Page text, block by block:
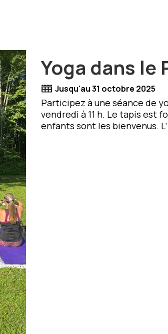
Yoga dans le
Jusqu'au 31 octobre 2025
Participez à une séance de
vendredi à 11 h. Le tapis est
enfants sont les bienvenus.